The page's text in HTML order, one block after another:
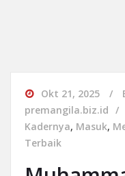
Okt 21, 2025
premangila.biz.id
Kadernya, Masuk,
Terbaik